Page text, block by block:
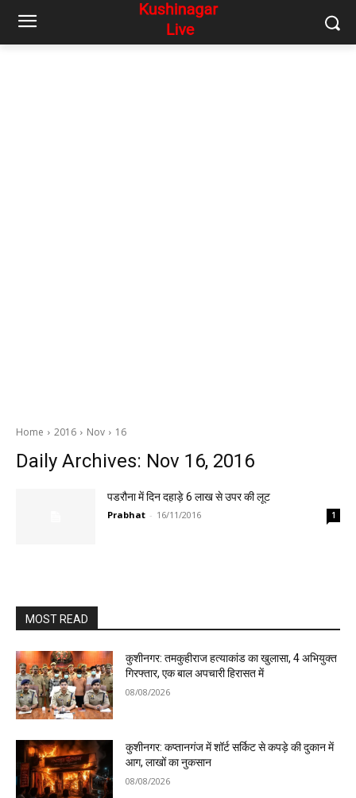
Home 2016 Nov 16
Daily Archives: Nov 16, 2016
पडरौना में दिन दहाड़े 6 लाख से उपर की लूट
Prabhat - 16/11/2016 1
MOST READ
कुशीनगर: तमकुहीराज हत्याकांड का खुलासा, 4 अभियुक्त
गिरफ्तार, एक बाल अपचारी हिरासत में
08/08/2026
कुशीनगर: कप्तानगंज में शॉर्ट सर्किट से कपड़े की दुकान में
आग, लाखों का नुकसान
08/08/2026